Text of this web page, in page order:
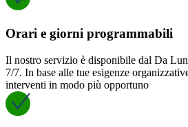
Orari e giorni programmabili
Il nostro servizio è disponibile dal Da
7/7. In base alle tue esigenze
interventi in modo più opportuno